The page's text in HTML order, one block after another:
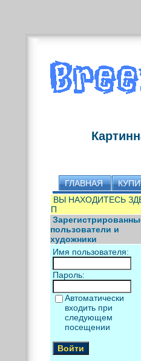
ГЛАВНАЯ
ВЫ НАХОДИТЕСЬ
П
пользователи и
художники
Имя пользователя:
Пароль:
Автоматически
входить при
следующем
посещении